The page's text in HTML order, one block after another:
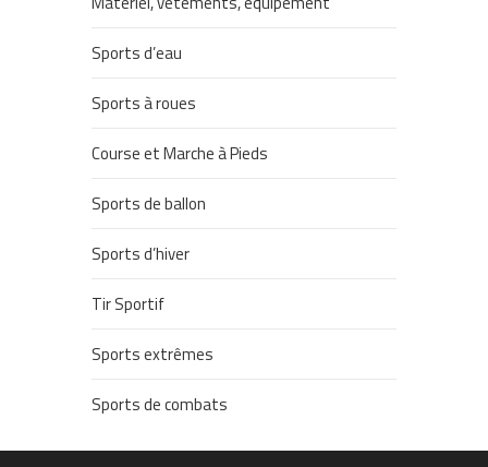
Sports d’eau
Sports à roues
Course et Marche à Pieds
Sports de ballon
Sports d’hiver
Tir Sportif
Sports extrêmes
Sports de combats